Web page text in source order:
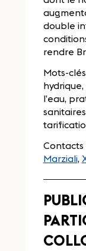
double
rendre
Mots-
l’eau,
Contacts
Marziali,